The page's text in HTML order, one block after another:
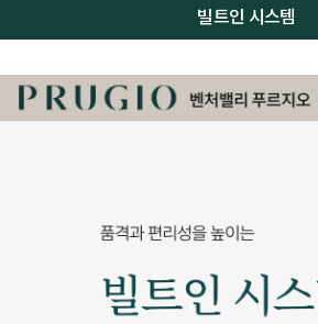
빌트인 시스템